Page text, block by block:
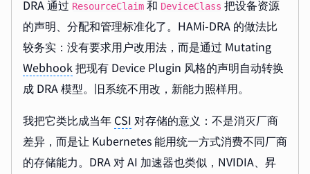
DRA 通过 ResourceClaim 和 DeviceClass 把设备资源
的声明、分配和管理标准化了。HAMi-DRA 的做法比
较务实：没有要求用户改用法，而是通过 Mutating
Webhook 把现有 Device Plugin 风格的声明自动转换
成 DRA 模型。旧系统不用改，新能力照样用。
我把它类比成当年 CSI 对存储的意义：不是消灭厂商
差异，而是让 Kubernetes 能用统一方式消费不同厂商
的存储能力。DRA 对 AI 加速器也类似，NVIDIA、昇